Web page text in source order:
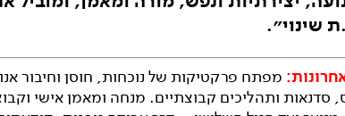
שינוי״.
מפתח פרקטיקות של נוכחות, חוסן וחיבור
סדנאות ותהליכים קבוצתיים. מנחה ומאמן אישי